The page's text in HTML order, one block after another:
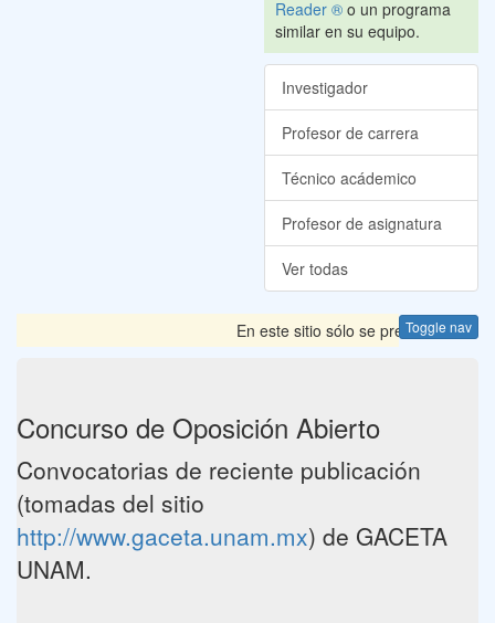
Reader ® o un programa
similar en su equipo.
Investigador
Profesor de carrera
Técnico acádemico
Profesor de asignatura
Ver todas
Toggle nav
En este sitio sólo se presentan las
Concurso de Oposición Abierto
Convocatorias de reciente publicación
(tomadas del sitio
http://www.gaceta.unam.mx) de GACETA
UNAM.